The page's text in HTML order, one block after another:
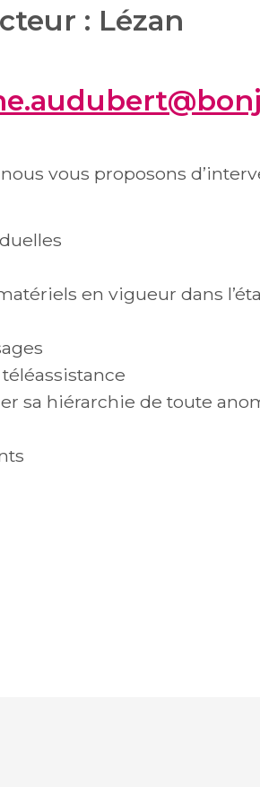
: Lézan
vous proposons
en vigueur dans
sa hiérarchie de toute